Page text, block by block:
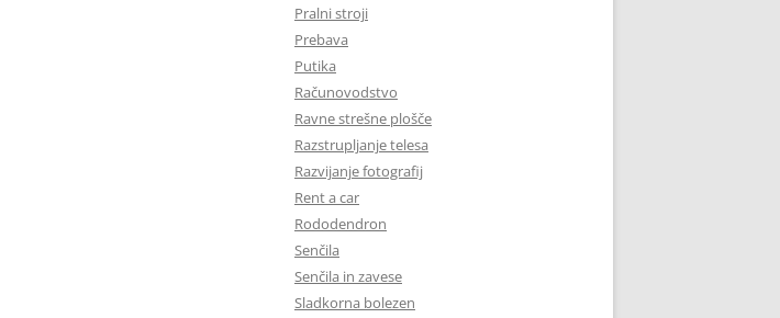
Pralni stroji
Prebava
Putika
Računovodstvo
Ravne strešne plošče
Razstrupljanje telesa
Razvijanje fotografij
Rent a car
Rododendron
Senčila
Senčila in zavese
Sladkorna bolezen